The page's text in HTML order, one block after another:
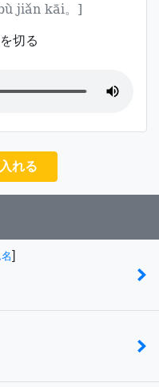
jiǎn kāi。]
切る
れる
]